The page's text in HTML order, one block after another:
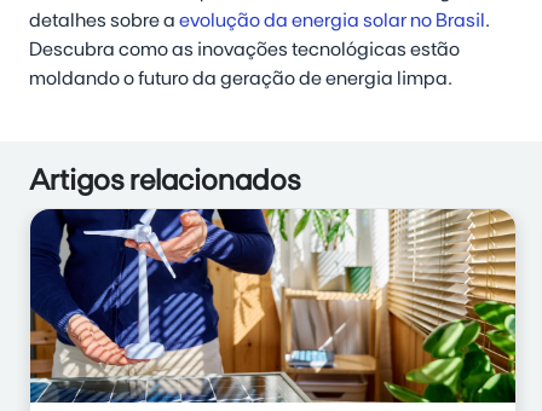
detalhes sobre a evolução da energia solar no Brasil .
Descubra como as inovações tecnológicas estão
moldando o futuro da geração de energia limpa.
Artigos relacionados